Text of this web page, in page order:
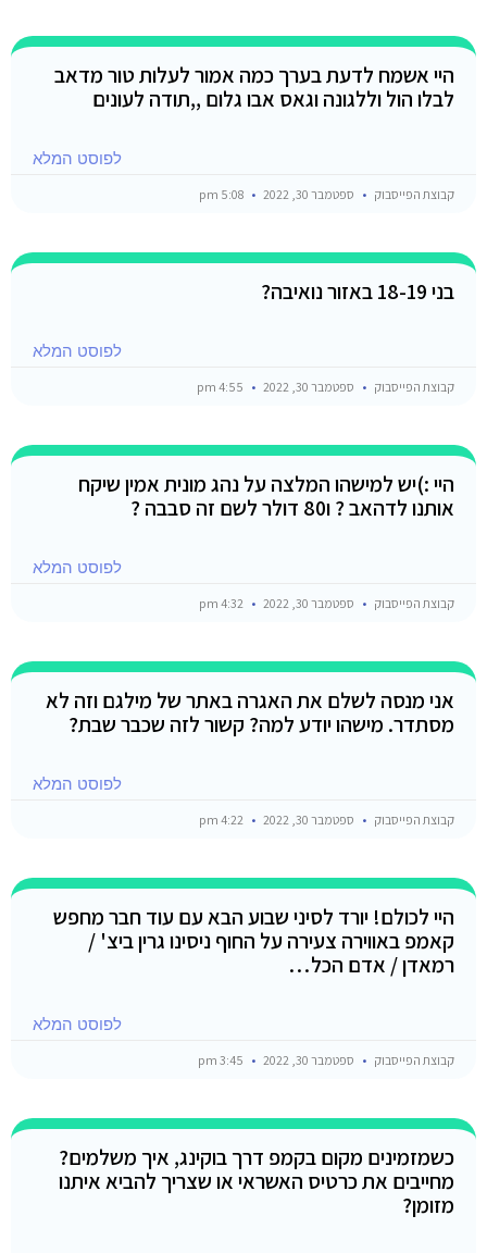
היי אשמח לדעת בערך כמה אמור לעלות טור מדאב
לבלו הול וללגונה וגאס אבו גלום ,,תודה לעונים
לפוסט המלא
קבוצת הפייסבוק ספטמבר 30, 2022
בני 18-19 באזור נואיבה?
לפוסט המלא
קבוצת הפייסבוק ספטמבר 30, 2022
היי :)יש למישהו המלצה על נהג מונית אמין שיקח
אותנו לדהאב ? ו80 דולר לשם זה סבבה ?
לפוסט המלא
קבוצת הפייסבוק ספטמבר 30, 2022
אני מנסה לשלם את האגרה באתר של מילגם וזה לא
מסתדר. מישהו יודע למה? קשור לזה שכבר שבת?
לפוסט המלא
קבוצת הפייסבוק ספטמבר 30, 2022
היי לכולם! יורד לסיני שבוע הבא עם עוד חבר מחפש
קאמפ באווירה צעירה על החוף ניסינו גרין ביצ' /
רמאדן / אדם הכל…
לפוסט המלא
קבוצת הפייסבוק ספטמבר 30, 2022
כשמזמינים מקום בקמפ דרך בוקינג, איך משלמים?
מחייבים את כרטיס האשראי או שצריך להביא איתנו
מזומן?